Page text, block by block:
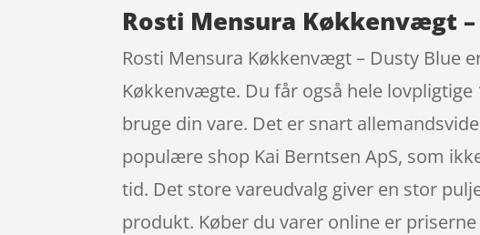
Rosti Mensura Køkkenvægt
Rosti Mensura Køkkenvægt – Dusty Blue
Køkkenvægte. Du får også hele
bruge din vare. Det er snart
populære shop Kai Berntsen ApS, som
tid. Det store vareudvalg giver en stor
produkt. Køber du varer online er